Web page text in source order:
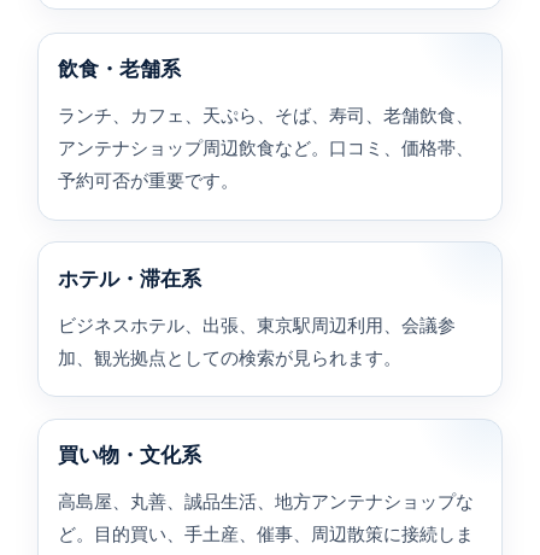
飲食・老舗系
ランチ、カフェ、天ぷら、そば、寿司、老舗飲食、
アンテナショップ周辺飲食など。口コミ、価格帯、
予約可否が重要です。
ホテル・滞在系
ビジネスホテル、出張、東京駅周辺利用、会議参
加、観光拠点としての検索が見られます。
買い物・文化系
高島屋、丸善、誠品生活、地方アンテナショップな
ど。目的買い、手土産、催事、周辺散策に接続しま